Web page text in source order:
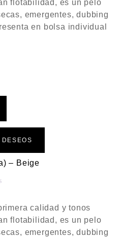
flotabilidad, es un pelo
emergentes, dubbing
en bolsa individual
– Beige
calidad y tonos
flotabilidad, es un pelo
emergentes, dubbing